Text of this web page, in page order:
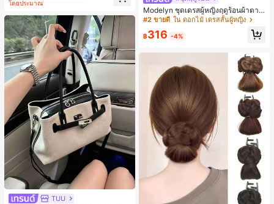
โดยประมาณ
TUU
#1 ขายดี
Modelyn ชุดเดรสผู้หญิงฤดูร้อนผ้าตาข่
ายพิมพ์ลาย คอไม่สมมาตร จับจีบ หรูหร
#2 ขายดี ใน ดอกไม้ เดรสสั้นผู้หญิง
฿316 -4%